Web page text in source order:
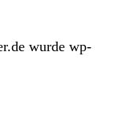
wurde wp-